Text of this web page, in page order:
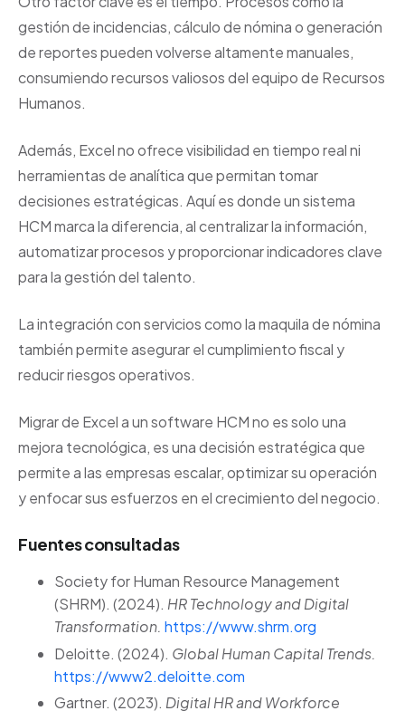
gestión de incidencias, cálculo de nómina o generación
de reportes pueden volverse altamente manuales,
consumiendo recursos valiosos del equipo de Recursos
Humanos.
Además, Excel no ofrece visibilidad en tiempo real ni
herramientas de analítica que permitan tomar
decisiones estratégicas. Aquí es donde un sistema
HCM marca la diferencia, al centralizar la información,
automatizar procesos y proporcionar indicadores clave
para la gestión del talento.
La integración con servicios como la maquila de nómina
también permite asegurar el cumplimiento fiscal y
reducir riesgos operativos.
Migrar de Excel a un software HCM no es solo una
mejora tecnológica, es una decisión estratégica que
permite a las empresas escalar, optimizar su operación
y enfocar sus esfuerzos en el crecimiento del negocio.
Fuentes consultadas
Society for Human Resource Management
(SHRM). (2024). HR Technology and Digital
Transformation. https://www.shrm.org
Deloitte. (2024). Global Human Capital Trends.
https://www2.deloitte.com
Gartner. (2023). Digital HR and Workforce